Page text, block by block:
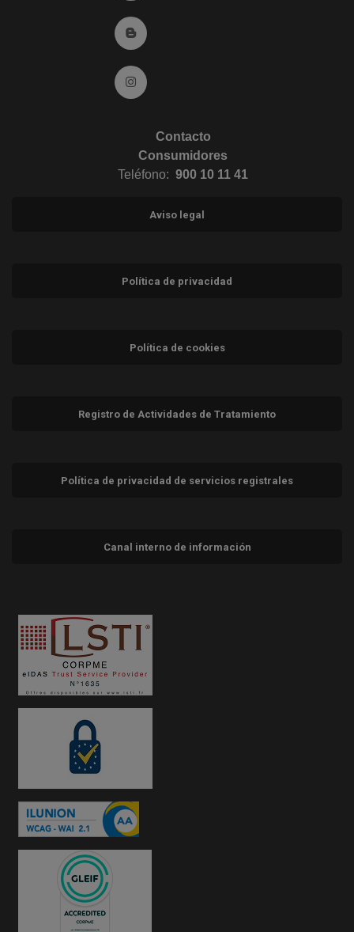
Ir al Blog (abre en ventana nueva)
Ir a Instagram (abre en ventana nueva)
Contacto
Consumidores
Teléfono: 900 10 11 41
Aviso legal
Política de privacidad
Política de cookies
Registro de Actividades de Tratamiento
Política de privacidad de servicios registrales
Canal interno de información